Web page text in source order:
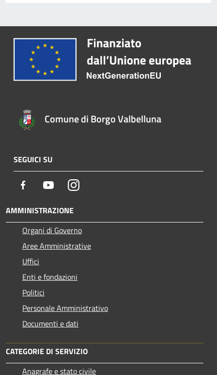
Comune di Borgo Valbelluna
SEGUICI SU
Facebook YoutubeInstagram
AMMINISTRAZIONE
Organi di Governo
Aree Amministrative
Uffici
Enti e fondazioni
Politici
Personale Amministrativo
Documenti e dati
CATEGORIE DI SERVIZIO
Anagrafe e stato civile